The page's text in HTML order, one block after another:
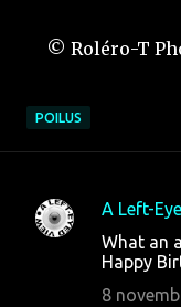
© Roléro-T
POILUS
C
A Left-
What an
Happy
8